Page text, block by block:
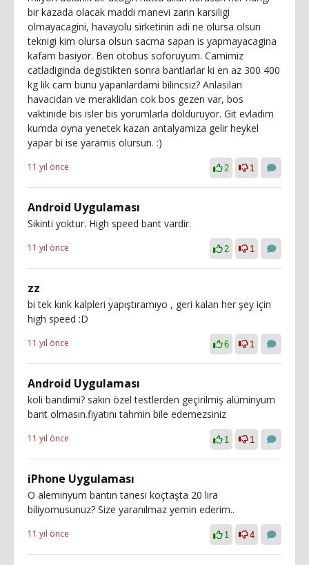
bir kazada olacak maddi manevi zarin karsiligi
olmayacagini, havayolu sirketinin adi ne olursa olsun
teknigi kim olursa olsun sacma sapan is yapmayacagina
kafam basiyor. Ben otobus soforuyum. Camimiz
catladiginda degistikten sonra bantlarlar ki en az 300 400
kg lik cam bunu yapanlardami bilincsiz? Anlasilan
havacidan ve meraklidan cok bos gezen var, bos
vaktinide bis isler bis yorumlarla dolduruyor. Git evladim
kumda oyna yenetek kazan antalyamiza gelir heykel
yapar bi ise yaramis olursun. :)
11 yıl önce 2 1
Android Uygulaması
Sikinti yoktur. High speed bant vardir.
11 yıl önce 2 1
zz
bi tek kırık kalpleri yapıştıramıyo , geri kalan her şey için
high speed :D
11 yıl önce 6 1
Android Uygulaması
koli bandimi? sakın özel testlerden geçirilmiş alüminyum
bant olmasın.fiyatını tahmin bile edemezsiniz
11 yıl önce 1 1
iPhone Uygulaması
O aleminyum bantın tanesi koçtaşta 20 lira
biliyomusunuz? Size yaranılmaz yemin ederim..
11 yıl önce 1 4